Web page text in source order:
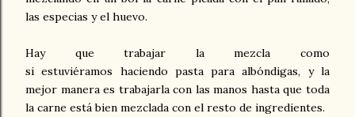
las especias y el huevo.
Hay que trabajar la mezcla como
si estuviéramos haciendo pasta para albóndigas, y la
mejor manera es trabajarla con las manos hasta que toda
la carne está bien mezclada con el resto de ingredientes.